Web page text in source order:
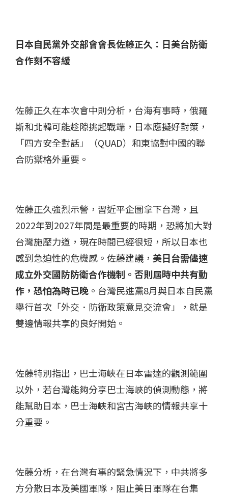
日本自民黨外交部會會長佐藤正久：日美台防衛
合作刻不容緩
佐藤正久在本次會中則分析，台海有事時，俄羅
斯和北韓可能趁隙挑起戰端，日本應擬好對策，
「四方安全對話」（QUAD）和東協對中國的聯
合防禦格外重要。
佐藤正久強烈示警，習近平企圖拿下台灣，且
2022年到2027年間是最重要的時期，恐將加大對
台灣施壓力道，現在時間已經很短，所以日本也
感到急迫性的危機感。佐藤建議， 美日台需儘速
成立外交國防防衛合作機制。否則屆時中共有動
作，恐怕為時已晚 。台灣民進黨8月與日本自民黨
舉行首次「外交．防衛政策意見交流會」，就是
雙邊情報共享的良好開始。
佐藤特別指出，巴士海峽在日本雷達的觀測範圍
以外，若台灣能夠分享巴士海峽的偵測動態，將
能幫助日本，巴士海峽和宮古海峽的情報共享十
分重要。
佐藤分析，在台灣有事的緊急情況下，中共將多
方分散日本及美國軍隊，阻止美日軍隊在台集